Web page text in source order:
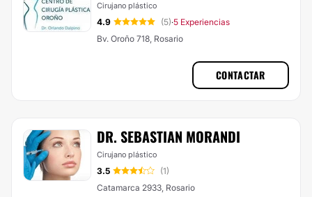
Cirujano plástico
4.9 (5)·5 Experiencias
Bv. Oroño 718, Rosario
CONTACTAR
DR. SEBASTIAN MORANDI
Cirujano plástico
3.5
(1)
Catamarca 2933, Rosario